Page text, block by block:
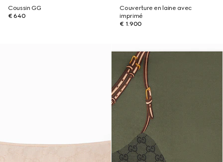
Coussin GG
€ 640
Couverture en laine avec
imprimé
€ 1.900